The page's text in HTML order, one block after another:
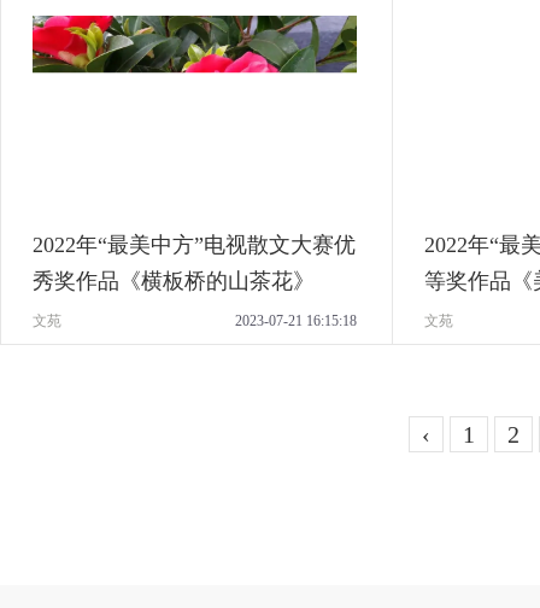
2022年“最美中方”电视散文大赛优
秀奖作品《横板桥的山茶花》
文苑 2023-07-21 16:15:18
2022年“最
等奖作品《
文苑
‹ 1 2